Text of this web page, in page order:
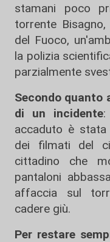
stamani poco
torrente
del Fuoco,
la polizia
parzialmente
Secondo quanto
di un incidente:
accaduto è stata
dei filmati del
cittadino che
pantaloni
affaccia sul
cadere giù.
Per restare